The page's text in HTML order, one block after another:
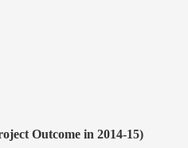
Outcome in 2014-15)